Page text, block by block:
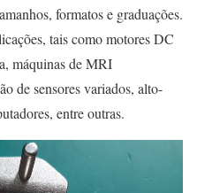
formatos e graduações.
tais como motores DC
máquinas de MRI
de sensores variados, alto-
entre outras.